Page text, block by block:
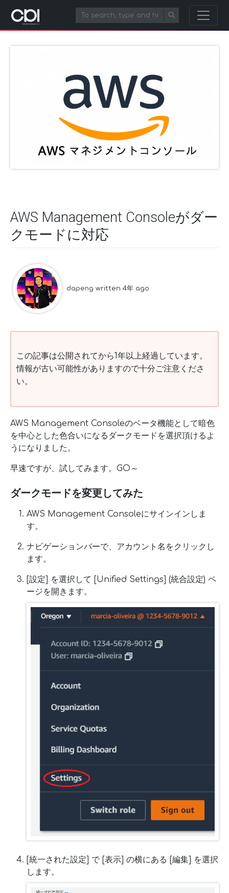
AWS Management Consoleがダー
クモードに対応
dapeng written 4年 ago
この記事は公開されてから1年以上経過しています。
情報が古い可能性がありますので十分ご注意くださ
い。
AWS Management Consoleのベータ機能として暗色
を中心とした色合いになるダークモードを選択頂けるよ
うになりました。
早速ですが、試してみます。GO～
ダークモードを変更してみた
AWS Management Consoleにサインインしま
す。
ナビゲーションバーで、アカウント名をクリックし
ます。
[設定] を選択して [Unified Settings] (統合設定) ペ
ージを開きます。
[統一された設定] で [表示] の横にある [編集] を選択
します。